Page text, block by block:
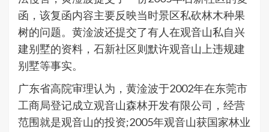
函，该复函内容主要反映当时景区私砍林木种果
树的问题。黄淦波还提交了有人在观音山私自兴
建别墅的资料，石新社区则默许观音山上违规建
别墅等事实。
广东省高院审理认为，黄淦波于2002年在东莞市
工商局登记成立观音山森林开发有限公司，经营
范围就是观音山的投资;2005年观音山获国家林业